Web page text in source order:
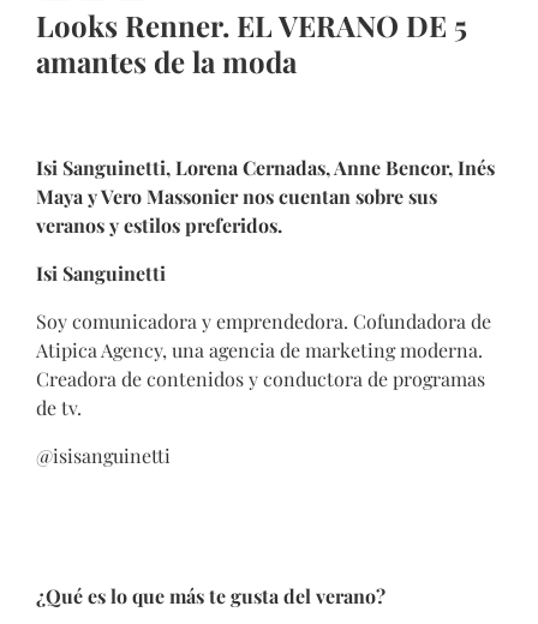
Looks Renner. EL VERANO DE 5
amantes de la moda
Isi Sanguinetti, Lorena Cernadas, Anne Bencor, Inés
Maya y Vero Massonier nos cuentan sobre sus
veranos y estilos preferidos.
Isi Sanguinetti
Soy comunicadora y emprendedora. Cofundadora de
Atipica Agency, una agencia de marketing moderna.
Creadora de contenidos y conductora de programas
de tv.
@isisanguinetti
¿Qué es lo que más te gusta del verano?